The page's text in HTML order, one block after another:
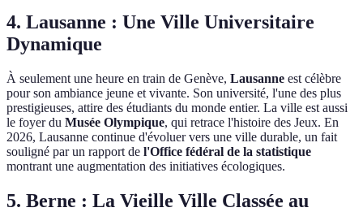
4. Lausanne : Une Ville Universitaire
Dynamique
À seulement une heure en train de Genève, Lausanne est célèbre
pour son ambiance jeune et vivante. Son université, l'une des plus
prestigieuses, attire des étudiants du monde entier. La ville est aussi
le foyer du Musée Olympique, qui retrace l'histoire des Jeux. En
2026, Lausanne continue d'évoluer vers une ville durable, un fait
souligné par un rapport de l'Office fédéral de la statistique
montrant une augmentation des initiatives écologiques.
5. Berne : La Vieille Ville Classée au